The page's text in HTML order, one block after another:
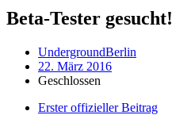
Beta-Tester gesucht!
UndergroundBerlin
22. März 2016
Geschlossen
Erster offizieller Beitrag